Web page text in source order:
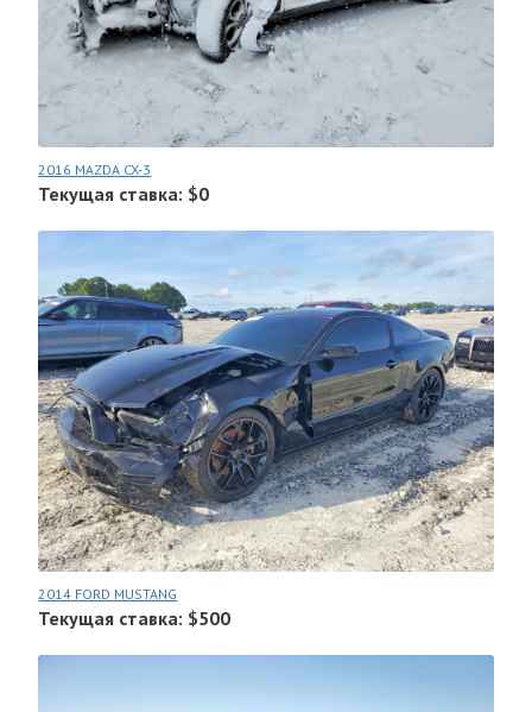
2016 MAZDA CX-3
Текущая ставка: $0
2014 FORD MUSTANG
Текущая ставка: $500